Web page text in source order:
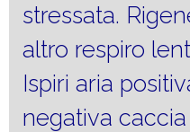
stressata.
altro respiro
Ispiri aria
negativa